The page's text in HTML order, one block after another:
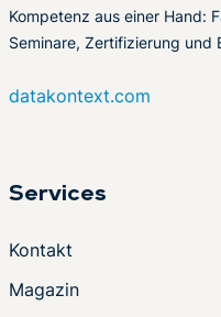
Kompetenz aus einer Hand:
Seminare, Zertifizierung und
datakontext.com
Services
Kontakt
Magazin